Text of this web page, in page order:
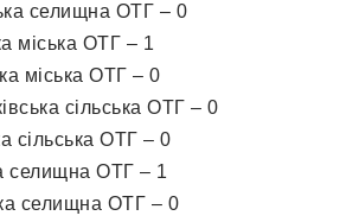
селищна ОТГ – 0
міська ОТГ – 1
міська ОТГ – 0
сільська ОТГ – 0
сільська ОТГ – 0
селищна ОТГ – 1
селищна ОТГ – 0